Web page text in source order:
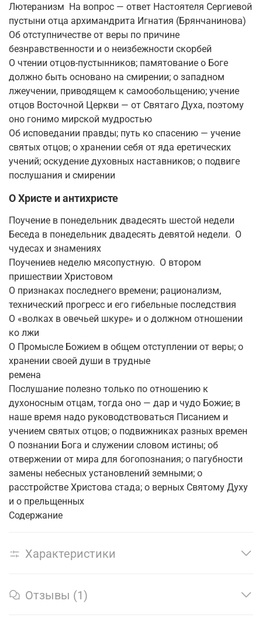
Лютеранизм На вопрос — ответ Настоятеля Сергиевой
пустыни отца архимандрита Игнатия (Брянчанинова)
Об отступничестве от веры по причине
безнравственности и о неизбежности скорбей
О чтении отцов-пустынников; памятование о Боге
должно быть основано на смирении; о западном
лжеучении, приводящем к самообольщению; учение
отцов Восточной Церкви — от Святаго Духа, поэтому
оно гонимо мирской мудростью
Об исповедании правды; путь ко спасению — учение
святых отцов; о хранении себя от яда еретических
учений; оскудение духовных наставников; о подвиге
послушания и смирении
О Христе и антихристе
Поучение в понедельник двадесять шестой недели
Беседа в понедельник двадесять девятой недели. О
чудесах и знамениях
Поучениев неделю мясопустную. О втором
пришествии Христовом
О признаках последнего времени; рационализм,
технический прогресс и его гибельные последствия
О «волках в овечьей шкуре» и о должном отношении
ко лжи
О Промысле Божием в общем отступлении от веры; о
хранении своей души в трудные
ремена
Послушание полезно только по отношению к
духоносным отцам, тогда оно — дар и чудо Божие; в
наше время надо руководствоваться Писанием и
учением святых отцов; о подвижниках разных времен
О познании Бога и служении словом истины; об
отвержении от мира для богопознания; о пагубности
замены небесных установлений земными; о
расстройстве Христова стада; о верных Святому Духу
и о прельщенных
Содержание
Характеристики
Отзывы (1)